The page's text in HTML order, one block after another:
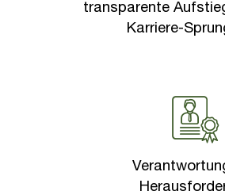
transparente
Karriere-